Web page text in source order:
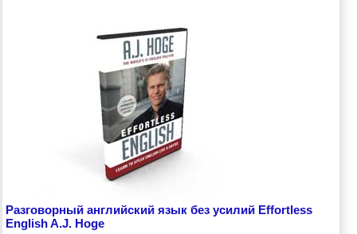
Разговорный английский язык без усилий Effortless
English A.J. Hoge